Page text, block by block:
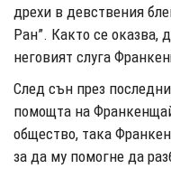
дрехи в девствения
Ран”. Както се оказва,
неговият слуга
След сън през
помощта на
общество, така
за да му помогне да